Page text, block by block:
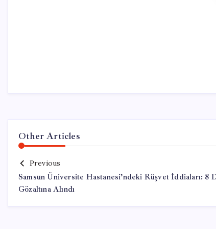
Other Articles
Previous
Samsun Üniversite Hastanesi’ndeki Rüşvet İddiaları: 8
Gözaltına Alındı